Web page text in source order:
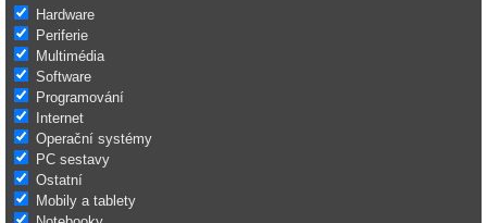
Hardware
Periferie
Multimédia
Software
Programování
Internet
Operační systémy
PC sestavy
Ostatní
Mobily a tablety